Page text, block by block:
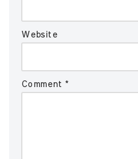
Website
Comment *